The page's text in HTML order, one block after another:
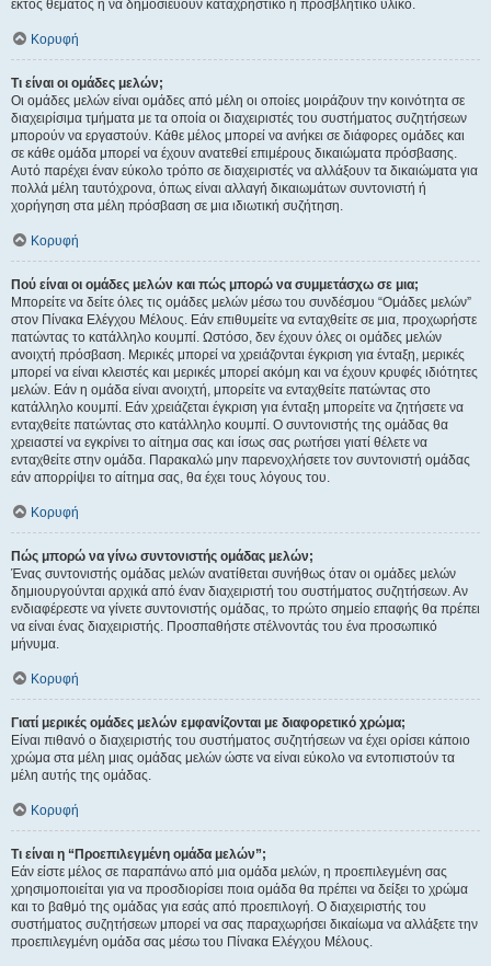
εκτός θέματος ή να δημοσιεύουν καταχρηστικό ή προσβλητικό υλικό.
Κορυφή
Τι είναι οι ομάδες μελών;
Οι ομάδες μελών είναι ομάδες από μέλη οι οποίες μοιράζουν την κοινότητα σε
διαχειρίσιμα τμήματα με τα οποία οι διαχειριστές του συστήματος συζητήσεων
μπορούν να εργαστούν. Κάθε μέλος μπορεί να ανήκει σε διάφορες ομάδες και
σε κάθε ομάδα μπορεί να έχουν ανατεθεί επιμέρους δικαιώματα πρόσβασης.
Αυτό παρέχει έναν εύκολο τρόπο σε διαχειριστές να αλλάξουν τα δικαιώματα για
πολλά μέλη ταυτόχρονα, όπως είναι αλλαγή δικαιωμάτων συντονιστή ή
χορήγηση στα μέλη πρόσβαση σε μια ιδιωτική συζήτηση.
Κορυφή
Πού είναι οι ομάδες μελών και πώς μπορώ να συμμετάσχω σε μια;
Μπορείτε να δείτε όλες τις ομάδες μελών μέσω του συνδέσμου “Ομάδες μελών”
στον Πίνακα Ελέγχου Μέλους. Εάν επιθυμείτε να ενταχθείτε σε μια, προχωρήστε
πατώντας το κατάλληλο κουμπί. Ωστόσο, δεν έχουν όλες οι ομάδες μελών
ανοιχτή πρόσβαση. Μερικές μπορεί να χρειάζονται έγκριση για ένταξη, μερικές
μπορεί να είναι κλειστές και μερικές μπορεί ακόμη και να έχουν κρυφές ιδιότητες
μελών. Εάν η ομάδα είναι ανοιχτή, μπορείτε να ενταχθείτε πατώντας στο
κατάλληλο κουμπί. Εάν χρειάζεται έγκριση για ένταξη μπορείτε να ζητήσετε να
ενταχθείτε πατώντας στο κατάλληλο κουμπί. Ο συντονιστής της ομάδας θα
χρειαστεί να εγκρίνει το αίτημα σας και ίσως σας ρωτήσει γιατί θέλετε να
ενταχθείτε στην ομάδα. Παρακαλώ μην παρενοχλήσετε τον συντονιστή ομάδας
εάν απορρίψει το αίτημα σας, θα έχει τους λόγους του.
Κορυφή
Πώς μπορώ να γίνω συντονιστής ομάδας μελών;
Ένας συντονιστής ομάδας μελών ανατίθεται συνήθως όταν οι ομάδες μελών
δημιουργούνται αρχικά από έναν διαχειριστή του συστήματος συζητήσεων. Αν
ενδιαφέρεστε να γίνετε συντονιστής ομάδας, το πρώτο σημείο επαφής θα πρέπει
να είναι ένας διαχειριστής. Προσπαθήστε στέλνοντάς του ένα προσωπικό
μήνυμα.
Κορυφή
Γιατί μερικές ομάδες μελών εμφανίζονται με διαφορετικό χρώμα;
Είναι πιθανό ο διαχειριστής του συστήματος συζητήσεων να έχει ορίσει κάποιο
χρώμα στα μέλη μιας ομάδας μελών ώστε να είναι εύκολο να εντοπιστούν τα
μέλη αυτής της ομάδας.
Κορυφή
Τι είναι η “Προεπιλεγμένη ομάδα μελών”;
Εάν είστε μέλος σε παραπάνω από μια ομάδα μελών, η προεπιλεγμένη σας
χρησιμοποιείται για να προσδιορίσει ποια ομάδα θα πρέπει να δείξει το χρώμα
και το βαθμό της ομάδας για εσάς από προεπιλογή. Ο διαχειριστής του
συστήματος συζητήσεων μπορεί να σας παραχωρήσει δικαίωμα να αλλάξετε την
προεπιλεγμένη ομάδα σας μέσω του Πίνακα Ελέγχου Μέλους.